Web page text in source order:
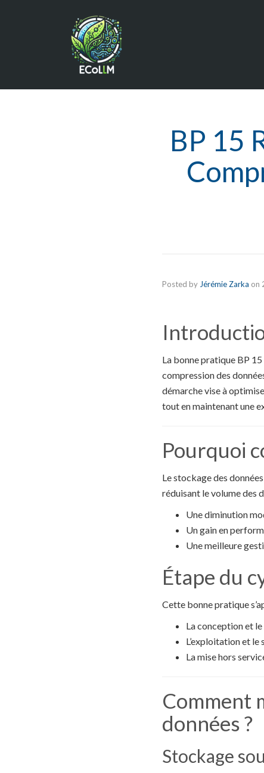
BP 15
Posted by Jérémie Zarka on
La bonne pratique BP
compression des
démarche vise à
tout en maintenant une
Pourquoi
Le stockage des
réduisant le volume des
Une diminution
Un gain en
Une meilleure
Étape du
Cette bonne pratique
La conception et
L’exploitation et le
La mise hors
Comment
données ?
Stockage